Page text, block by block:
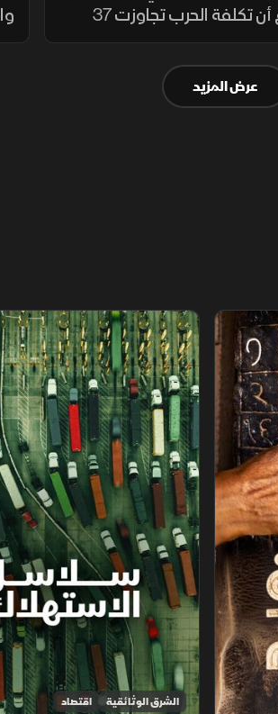
وأعلن وزير الدفاع أن تكلفة الحرب تجاوزت 37
مليار دولار. وصعد خام برنت فوق 90 دولارا
للبرميل، وقفز الذهب فوق 4100 دولار، ولوحت
هبوط الين
عرض المزيد
سلاسل الاستهلاك
الشرق الوثائقية اقتصاد